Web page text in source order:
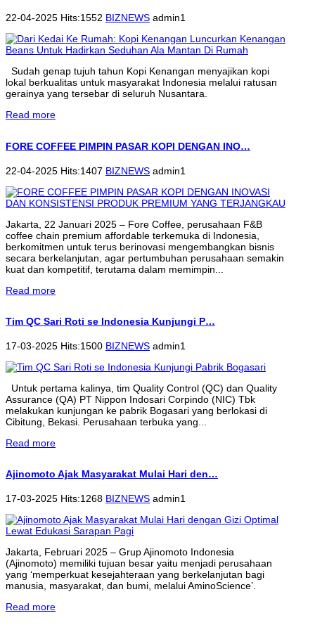
22-04-2025 Hits:1552 BIZNEWS admin1
Sudah genap tujuh tahun Kopi Kenangan menyajikan kopi
lokal berkualitas untuk masyarakat Indonesia melalui ratusan
gerainya yang tersebar di seluruh Nusantara.
Read more
FORE COFFEE PIMPIN PASAR KOPI DENGAN INO…
22-04-2025 Hits:1407 BIZNEWS admin1
Jakarta, 22 Januari 2025 – Fore Coffee, perusahaan F&B
coffee chain premium affordable terkemuka di Indonesia,
berkomitmen untuk terus berinovasi mengembangkan bisnis
secara berkelanjutan, agar pertumbuhan perusahaan semakin
kuat dan kompetitif, terutama dalam memimpin...
Read more
Tim QC Sari Roti se Indonesia Kunjungi P…
17-03-2025 Hits:1500 BIZNEWS admin1
Untuk pertama kalinya, tim Quality Control (QC) dan Quality
Assurance (QA) PT Nippon Indosari Corpindo (NIC) Tbk
melakukan kunjungan ke pabrik Bogasari yang berlokasi di
Cibitung, Bekasi. Perusahaan terbuka yang...
Read more
Ajinomoto Ajak Masyarakat Mulai Hari den…
17-03-2025 Hits:1268 BIZNEWS admin1
Jakarta, Februari 2025 – Grup Ajinomoto Indonesia
(Ajinomoto) memiliki tujuan besar yaitu menjadi perusahaan
yang ‘memperkuat kesejahteraan yang berkelanjutan bagi
manusia, masyarakat, dan bumi, melalui AminoScience’.
Read more